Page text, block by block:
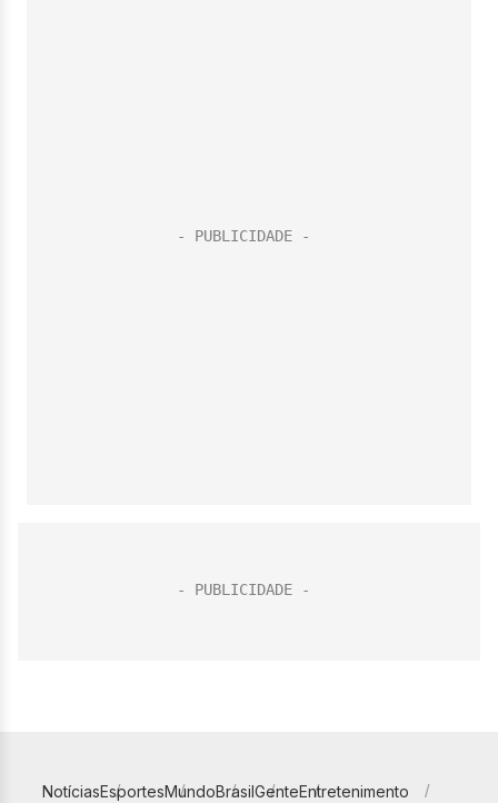
NotíciasEsportesMundoBrasilGenteEntretenimento